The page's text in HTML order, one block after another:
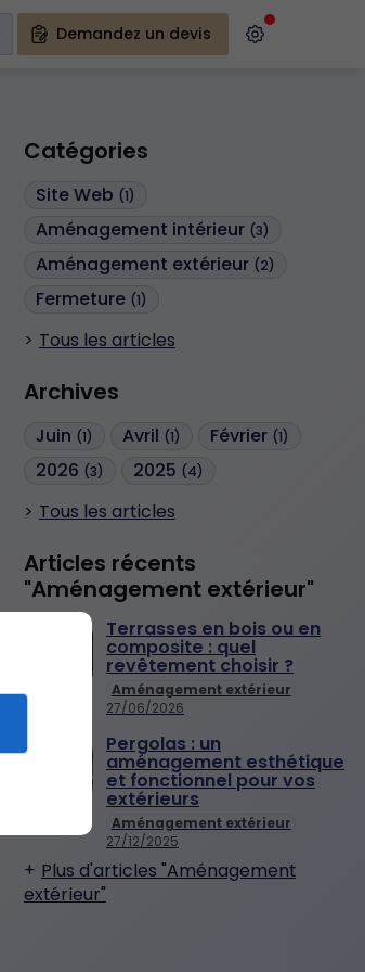
Demandez un devis
Catégories
Site Web (1)
Aménagement intérieur (3)
Aménagement extérieur (2)
Fermeture (1)
Tous les articles
Archives
Juin (1) Avril (1) Février (1)
2026 (3) 2025 (4)
Tous les articles
Articles récents
"Aménagement extérieur"
Aménagement extérieur
27/06/2026
Terrasses en bois ou en
composite : quel
revêtement choisir ?
Aménagement extérieur
27/12/2025
Pergolas : un
aménagement esthétique
et fonctionnel pour vos
extérieurs
Plus d'articles "Aménagement
extérieur"